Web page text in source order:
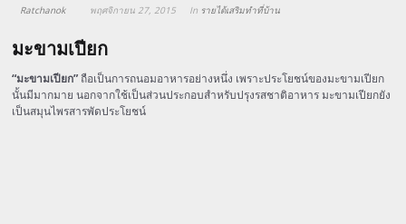
Ratchanok พฤศจิกายน 27, 2015 In รายได้เสริมทำที่บ้าน
มะขามเปียก
“มะขามเปียก”ถือเป็นการถนอมอาหารอย่างหนึ่ง เพราะประโยชน์ของมะขามเปียก
นั้นมีมากมาย นอกจากใช้เป็นส่วนประกอบสำหรับปรุงรสชาติอาหาร มะขามเปียกยัง
เป็นสมุนไพรสารพัดประโยชน์